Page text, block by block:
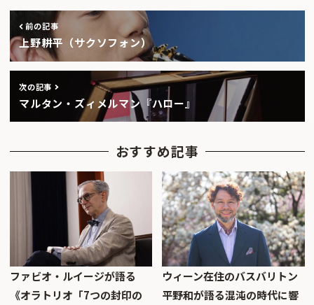
前の記事
上野耕平（サクソフォン）
次の記事
マルタン・ズィメルマン『ハロー』
おすすめ記事
ファビオ・ルイージが語る
《オラトリオ「7つの封印の
ウィーン在住のバスバリトン
平野和が語る混沌の時代に響